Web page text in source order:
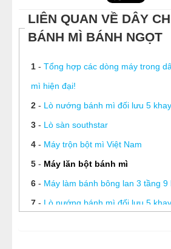
LIÊN QUAN VỀ DÂY
BÁNH MÌ BÁNH NGỌT
1- Tổng hợp các dòng máy trong
mì hiện đại!
2- Lò nướng bánh mì đối lưu 5
3- Lò sàn southstar
4- Máy trộn bột mì Việt Nam
5- Máy lăn bột bánh mì
6- Máy làm bánh bông lan 3 tầng 9
7- Lò nướng bánh mì đối lưu 5